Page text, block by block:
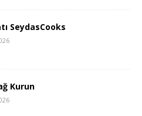
SeydasCooks
Kurun